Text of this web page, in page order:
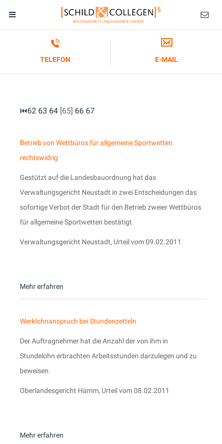
TELEFON E-MAIL
⏮62 63 64 [65] 66 67
Betrieb von Wettbüros für allgemeine Sportwetten
rechtswidrig
Gestützt auf die Landesbauordnung hat das
Verwaltungsgericht Neustadt in zwei Entscheidungen das
sofortige Verbot der Stadt für den Betrieb zweier Wettbüros
für allgemeine Sportwetten bestätigt.
Verwaltungsgericht Neustadt, Urteil vom 09.02.2011
Mehr erfahren
Werklohnanspruch bei Stundenzetteln
Der Auftragnehmer hat die Anzahl der von ihm in
Stundelohn erbrachten Arbeitsstunden darzulegen und zu
beweisen.
Oberlandesgericht Hamm, Urteil vom 08.02.2011
Mehr erfahren